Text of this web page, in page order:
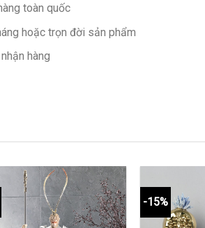
toàn quốc
hoặc trọn đời sản phẩm
hàng
-15%